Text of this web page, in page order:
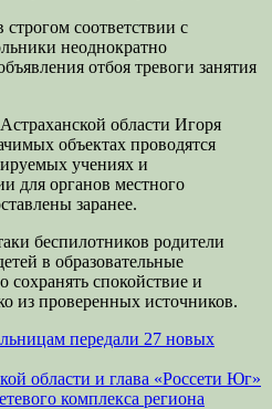
соответствии с
неоднократно
отбоя тревоги занятия
области Игоря
объектах проводятся
учениях и
для органов местного
заранее.
беспилотников родители
в образовательные
спокойствие и
из проверенных источников.
передали 27 новых
области и глава «Россети Юг»
комплекса региона